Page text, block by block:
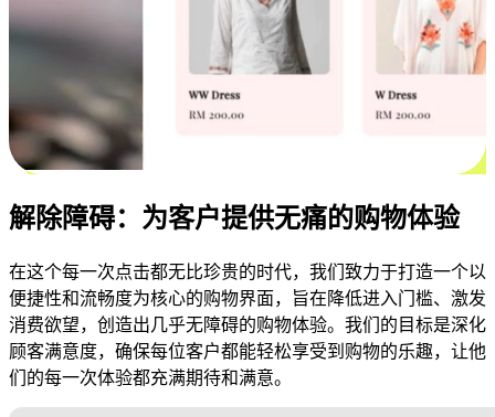
解除障碍：为客户提供无痛的购物体验
在这个每一次点击都无比珍贵的时代，我们致力于打造一个以
便捷性和流畅度为核心的购物界面，旨在降低进入门槛、激发
消费欲望，创造出几乎无障碍的购物体验。我们的目标是深化
顾客满意度，确保每位客户都能轻松享受到购物的乐趣，让他
们的每一次体验都充满期待和满意。